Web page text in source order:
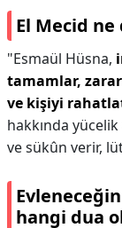
El Mecid
"Esmaül Hüsna,
tamamlar,
ve kişiyi
hakkında yücelik
ve sükûn verir,
hangi dua